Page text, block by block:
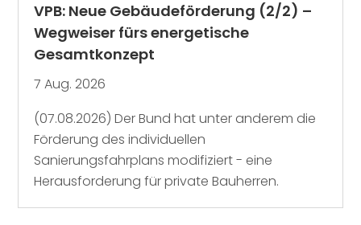
VPB: Neue Gebäudeförderung (2/2) –
Wegweiser fürs energetische
Gesamtkonzept
7 Aug. 2026
(07.08.2026) Der Bund hat unter anderem die
Förderung des individuellen
Sanierungsfahrplans modifiziert - eine
Herausforderung für private Bauherren.